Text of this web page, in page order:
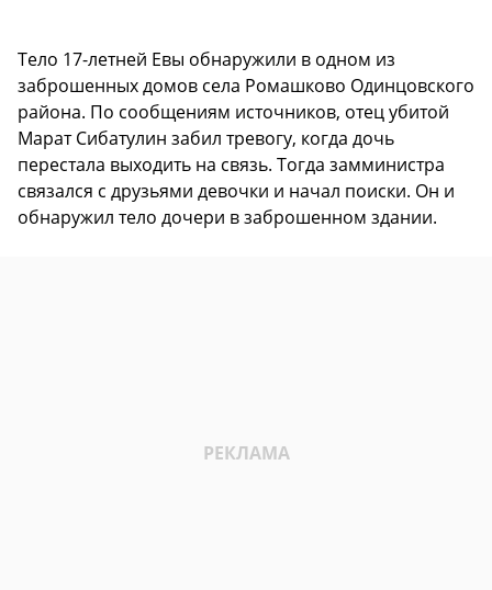
Тело 17-летней Евы обнаружили в одном из
заброшенных домов села Ромашково Одинцовского
района. По сообщениям источников, отец убитой
Марат Сибатулин забил тревогу, когда дочь
перестала выходить на связь. Тогда замминистра
связался с друзьями девочки и начал поиски. Он и
обнаружил тело дочери в заброшенном здании.